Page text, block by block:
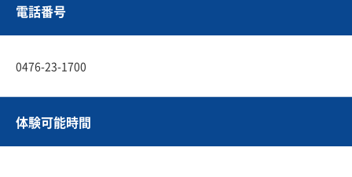
電話番号
0476-23-1700
体験可能時間